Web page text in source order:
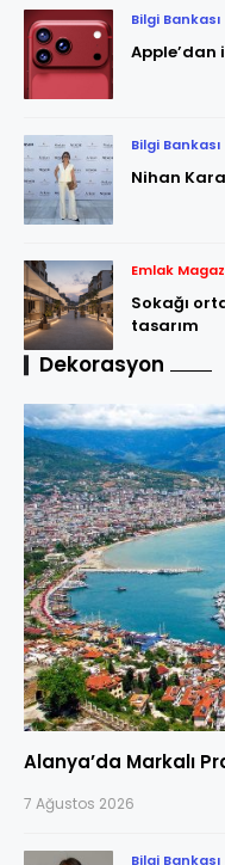
Bilgi Bankası
Apple’dan
Bilgi Bankası
Nihan
Emlak
Sokağı
tasarım
Dekorasyon
Alanya’da Markalı
7 Ağustos 2026
Bilgi Bankası